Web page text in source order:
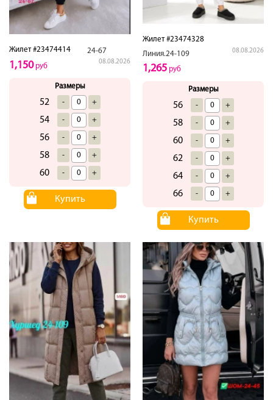
Жилет #23474414 24-67
08.08.2026
1,150руб
Размеры
52 - +
54 - +
56 - +
58 - +
60 - +
Купить
Жилет #23474328
Линия.24-109
08.08.2026
1,265 руб
Размеры
56 - +
58 - +
60 - +
62 - +
64 - +
66 - +
Купить